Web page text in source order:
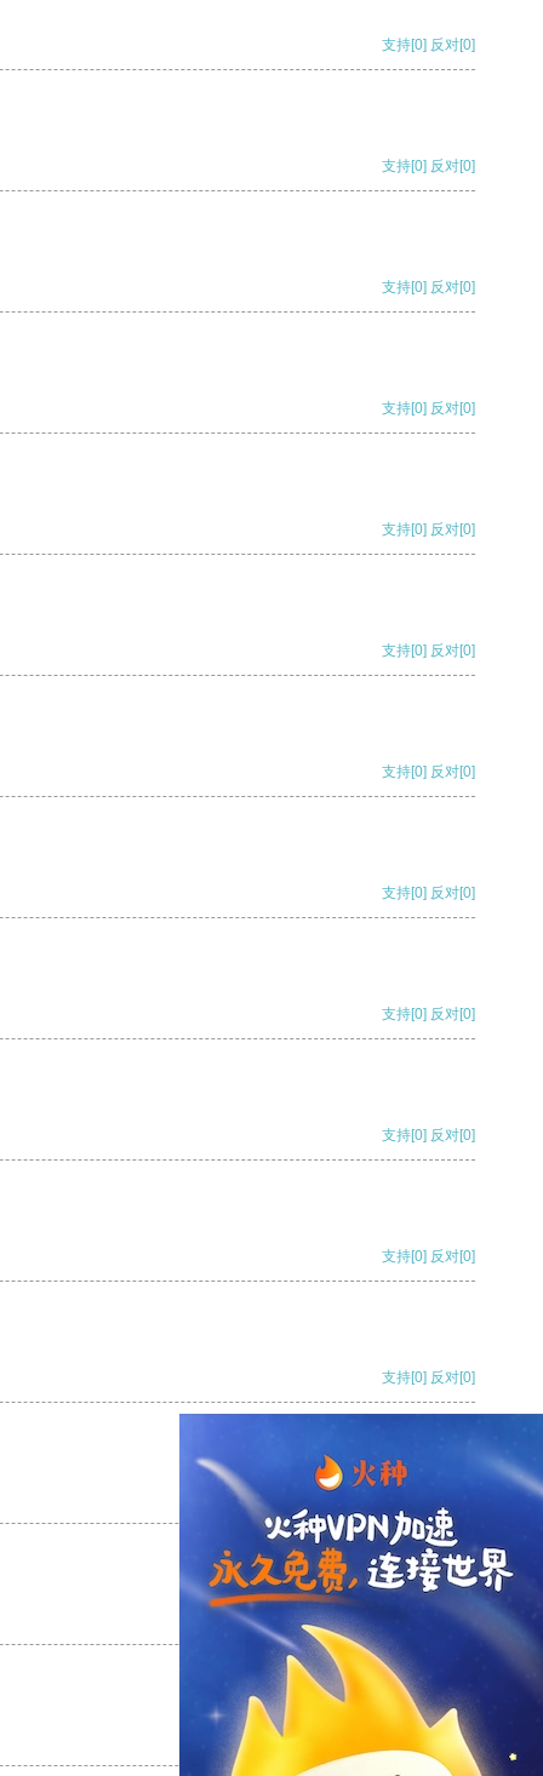
支持[0] 反对[0]
支持[0] 反对[0]
支持[0] 反对[0]
支持[0] 反对[0]
支持[0] 反对[0]
支持[0] 反对[0]
支持[0] 反对[0]
支持[0] 反对[0]
支持[0] 反对[0]
支持[0] 反对[0]
支持[0] 反对[0]
支持[0] 反对[0]
反对
反对[0]